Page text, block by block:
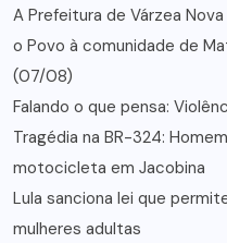
A Prefeitura de Várzea
o Povo à comunidade de
(07/08)
Falando o que pensa:
Tragédia na BR-324:
motocicleta em Jacobina
Lula sanciona lei que
mulheres adultas